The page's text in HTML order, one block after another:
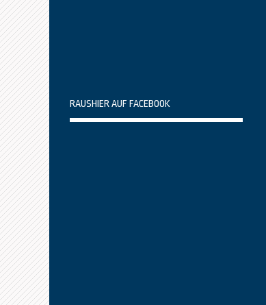
RAUSHIER AUF FACEBOOK